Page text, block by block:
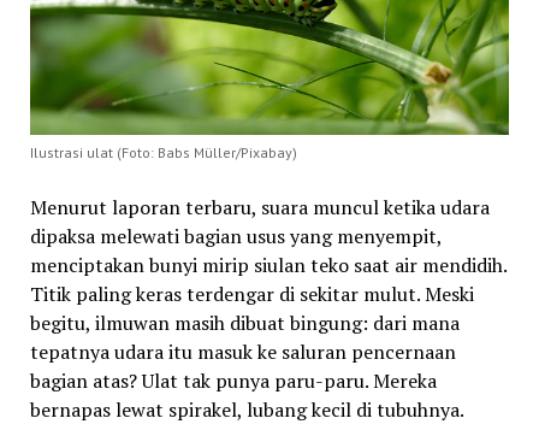
Ilustrasi ulat (Foto: Babs Müller/Pixabay)
Menurut laporan terbaru, suara muncul ketika udara
dipaksa melewati bagian usus yang menyempit,
menciptakan bunyi mirip siulan teko saat air mendidih.
Titik paling keras terdengar di sekitar mulut. Meski
begitu, ilmuwan masih dibuat bingung: dari mana
tepatnya udara itu masuk ke saluran pencernaan
bagian atas? Ulat tak punya paru-paru. Mereka
bernapas lewat spirakel, lubang kecil di tubuhnya.